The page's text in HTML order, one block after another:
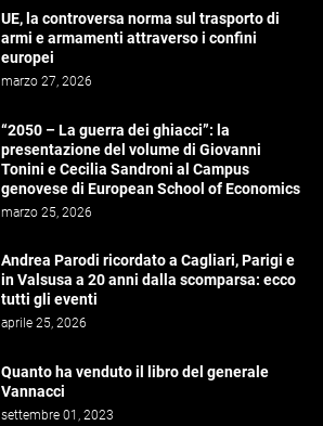
UE, la controversa norma sul trasporto di
armi e armamenti attraverso i confini
europei
marzo 27, 2026
“2050 – La guerra dei ghiacci”: la
presentazione del volume di Giovanni
Tonini e Cecilia Sandroni al Campus
genovese di European School of Economics
marzo 25, 2026
Andrea Parodi ricordato a Cagliari, Parigi e
in Valsusa a 20 anni dalla scomparsa: ecco
tutti gli eventi
aprile 25, 2026
Quanto ha venduto il libro del generale
Vannacci
settembre 01, 2023